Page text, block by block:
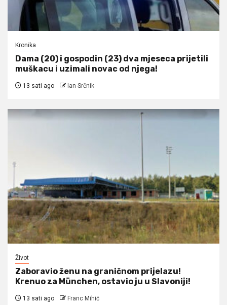
Kronika
Dama (20) i gospodin (23) dva mjeseca prijetili
muškacu i uzimali novac od njega!
13 sati ago Ian Srčnik
Život
Zaboravio ženu na graničnom prijelazu!
Krenuo za München, ostavio ju u Slavoniji!
13 sati ago Franc Mihić